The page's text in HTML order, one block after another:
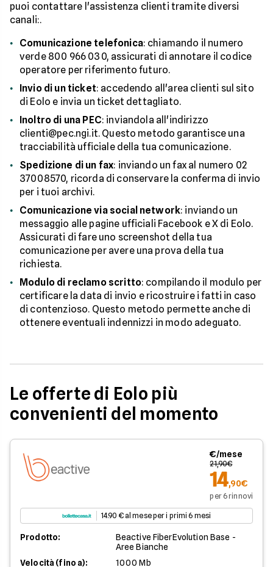
puoi contattare l'assistenza clienti tramite diversi
canali:.
Comunicazione telefonica: chiamando il numero
verde 800 966 030, assicurati di annotare il codice
operatore per riferimento futuro.
Invio di un ticket: accedendo all'area clienti sul sito
di Eolo e invia un ticket dettagliato.
Inoltro di una PEC: inviandola all'indirizzo
clienti@pec.ngi.it. Questo metodo garantisce una
tracciabilità ufficiale della tua comunicazione.
Spedizione di un fax: inviando un fax al numero 02
37008570, ricorda di conservare la conferma di invio
per i tuoi archivi.
Comunicazione via social network: inviando un
messaggio alle pagine ufficiali Facebook e X di Eolo.
Assicurati di fare uno screenshot della tua
comunicazione per avere una prova della tua
richiesta.
Modulo di reclamo scritto: compilando il modulo per
certificare la data di invio e ricostruire i fatti in caso
di contenzioso. Questo metodo permette anche di
ottenere eventuali indennizzi in modo adeguato.
Le offerte di Eolo più
convenienti del momento
€/mese
21,90€
14,90€
per 6 rinnovi
14.90 € al mese per i primi 6 mesi
Prodotto:
Beactive FiberEvolution Base -
Aree Bianche
Velocità (fino a):
1000 Mb